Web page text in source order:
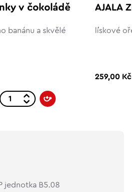
v čokoládě
banánu a skvělé
AJALA
lískové
259,00 Kč
jednotka B5.08